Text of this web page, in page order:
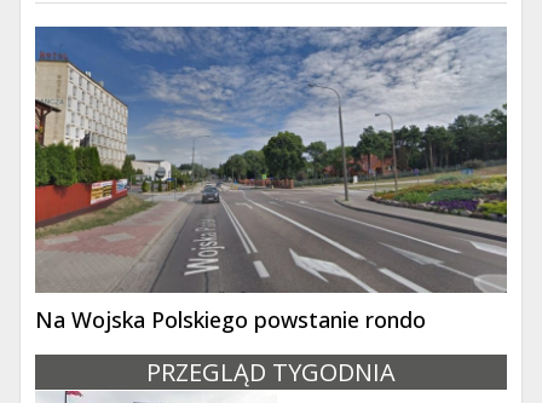
Na Wojska Polskiego powstanie rondo
PRZEGLĄD TYGODNIA